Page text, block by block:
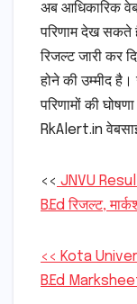
अब आधिकारिक
परिणाम देख सकते
रिजल्ट जारी कर
होने की उम्मीद है।
परिणामों की
RkAlert.in
<< JNVU Result
B.Ed रिजल्ट,
<< Kota
B.Ed